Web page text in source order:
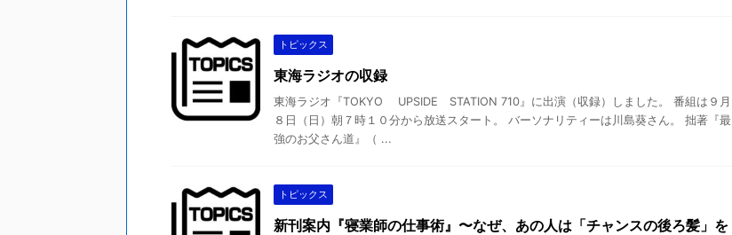
トピックス
東海ラジオの収録
東海ラジオ『TOKYO UPSIDE STATION 710』に出演（収録）しました。 番組は９月
８日（日）朝７時１０分から放送スタート。 バーソナリティーは川島葵さん。 拙著『最
強のお父さん道』（ ...
トピックス
新刊案内『寝業師の仕事術』〜なぜ、あの人は「チャンスの後ろ髪」を